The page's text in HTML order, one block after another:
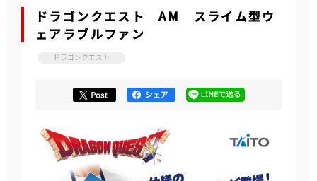
ドラゴンクエスト AM スライム型ウ
ェアラブルファン
ドラゴンクエスト